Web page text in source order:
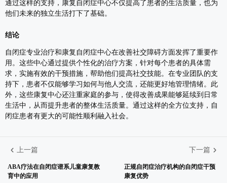
通过这样的支持，康复自闭症中心不仅提高了患者的生活质量，也为
他们未来的独立生活打下了基础。
结论
自闭症专业治疗和康复自闭症中心在改善社交障碍方面发挥了重要作
用。这些中心通过提供个性化的治疗方案，针对每个患者的具体需
求，实施有效的干预措施，帮助他们提高社交技能。在专业团队的支
持下，患者不仅能够学习如何与他人交流，还能更好地管理情绪。此
外，这些康复中心还注重家庭的参与，使得改善成果能够延续到日常
生活中，从而提升患者的整体生活质量。通过这样的全方位支持，自
闭症患者有更大的可能性顺利融入社会。
上一篇
ABA疗法在自闭症谱系儿童康复教
育中的应用
下一篇
正规自闭症治疗机构的自闭症干预
康复优势